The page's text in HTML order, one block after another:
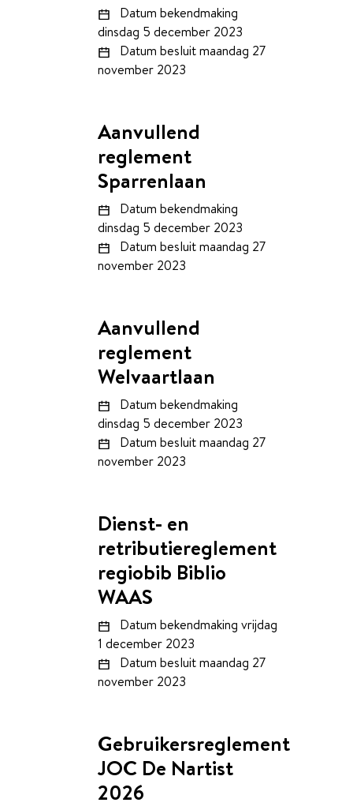
Datum bekendmaking
dinsdag 5 december 2023
Datum besluitmaandag 27
november 2023
Aanvullend
reglement
Sparrenlaan
Datum bekendmaking
dinsdag 5 december 2023
Datum besluitmaandag 27
november 2023
Aanvullend
reglement
Welvaartlaan
Datum bekendmaking
dinsdag 5 december 2023
Datum besluitmaandag 27
november 2023
Dienst- en
retributiereglement
regiobib Biblio
WAAS
Datum bekendmaking vrijdag
1 december 2023
Datum besluitmaandag 27
november 2023
Gebruikersreglement
JOC De Nartist
2026